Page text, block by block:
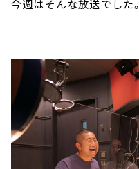
今週はそんな放送でした。